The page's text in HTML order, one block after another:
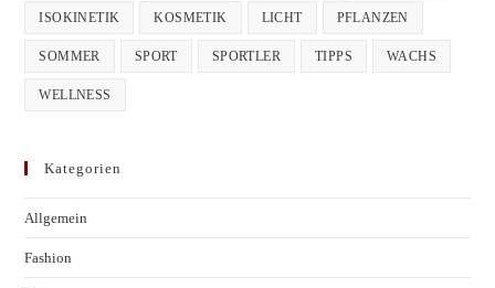
ISOKINETIK KOSMETIK LICHT PFLANZEN
SOMMER SPORT SPORTLER TIPPS WACHS
WELLNESS
Kategorien
Allgemein
Fashion